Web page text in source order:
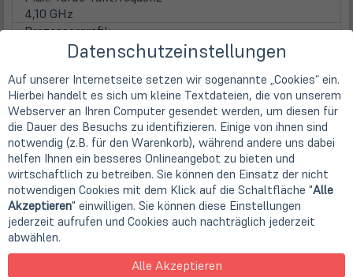
4,10 GHz
Prozessorgrafik
Intel UHD 620 (4K Support)
Display
35,6cm14" TFT Display IPS
Displayauflösung
1920 x 1080 Pixel (FHD)
Seitenverhältnis
16:9
Displayoberfläche
Anti-Glare (matt)
Displaybeleuchtung
LED Hintergrundbeleuchtung
Touchscreen
Datenschutzeinstellungen
Auf unserer Internetseite setzen wir sogenannte „Cookies“ ein.
Hierbei handelt es sich um kleine Textdateien, die von unserem
Webserver an Ihren Computer gesendet werden, um diesen für
die Dauer des Besuchs zu identifizieren. Einige von ihnen sind
notwendig (z.B. für den Warenkorb), während andere uns dabei
helfen Ihnen ein besseres Onlineangebot zu bieten und
wirtschaftlich zu betreiben. Sie können den Einsatz der nicht
notwendigen Cookies mit dem Klick auf die Schaltfläche "Alle
Akzeptieren" einwilligen. Sie können diese Einstellungen
jederzeit aufrufen und Cookies auch nachträglich jederzeit
abwählen.
Alle Akzeptieren